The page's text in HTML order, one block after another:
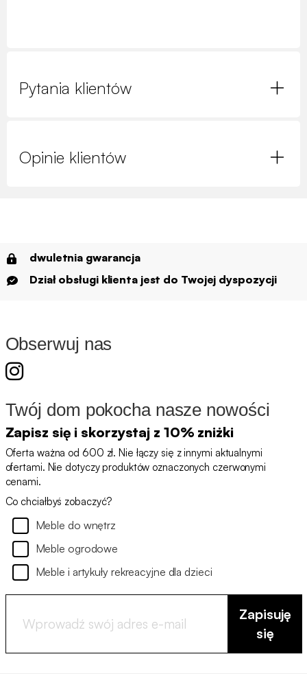
Pytania klientów
Opinie klientów
dwuletnia gwarancja
Dział obsługi klienta jest do Twojej dyspozycji
Obserwuj nas
Twój dom pokocha nasze nowości
Zapisz się i skorzystaj z 10% zniżki
Oferta ważna od 600 zł. Nie łączy się z innymi aktualnymi
ofertami. Nie dotyczy produktów oznaczonych czerwonymi
cenami.
Co chciałbyś zobaczyć?
Meble do wnętrz
Meble ogrodowe
Meble i artykuły rekreacyjne dla dzieci
Zapisuję
się